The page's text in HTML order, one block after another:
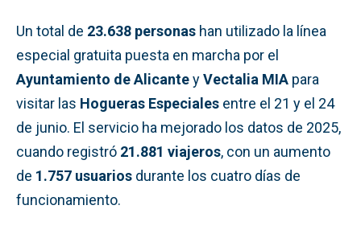
Un total de 23.638 personas han utilizado la línea
especial gratuita puesta en marcha por el
Ayuntamiento de AlicanteyVectalia MIA para
visitar las Hogueras Especiales entre el 21 y el 24
de junio. El servicio ha mejorado los datos de 2025,
cuando registró 21.881 viajeros, con un aumento
de 1.757 usuarios durante los cuatro días de
funcionamiento.